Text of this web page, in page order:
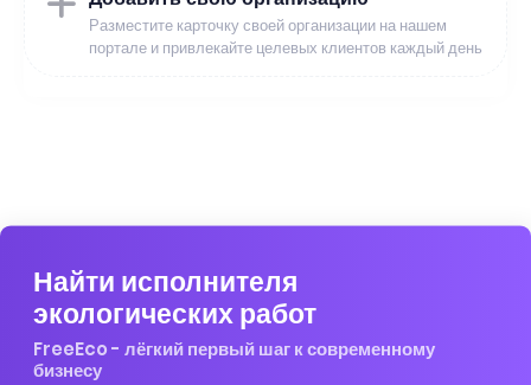
Разместите карточку своей организации на нашем
портале и привлекайте целевых клиентов каждый день
Найти исполнителя
экологических работ
FreeEco - лёгкий первый шаг к современному
бизнесу